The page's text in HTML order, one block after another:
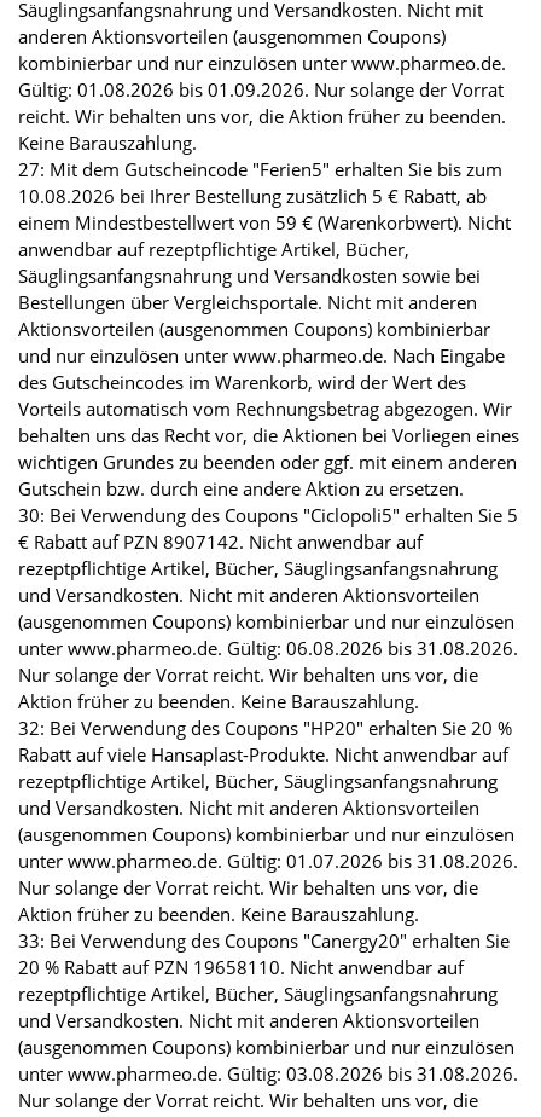
Säuglingsanfangsnahrung und Versandkosten. Nicht mit
anderen Aktionsvorteilen (ausgenommen Coupons)
kombinierbar und nur einzulösen unter www.pharmeo.de.
Gültig: 01.08.2026 bis 01.09.2026. Nur solange der Vorrat
reicht. Wir behalten uns vor, die Aktion früher zu beenden.
Keine Barauszahlung.
27: Mit dem Gutscheincode "Ferien5" erhalten Sie bis zum
10.08.2026 bei Ihrer Bestellung zusätzlich 5 € Rabatt, ab
einem Mindestbestellwert von 59 € (Warenkorbwert). Nicht
anwendbar auf rezeptpflichtige Artikel, Bücher,
Säuglingsanfangsnahrung und Versandkosten sowie bei
Bestellungen über Vergleichsportale. Nicht mit anderen
Aktionsvorteilen (ausgenommen Coupons) kombinierbar
und nur einzulösen unter www.pharmeo.de. Nach Eingabe
des Gutscheincodes im Warenkorb, wird der Wert des
Vorteils automatisch vom Rechnungsbetrag abgezogen. Wir
behalten uns das Recht vor, die Aktionen bei Vorliegen eines
wichtigen Grundes zu beenden oder ggf. mit einem anderen
Gutschein bzw. durch eine andere Aktion zu ersetzen.
30: Bei Verwendung des Coupons "Ciclopoli5" erhalten Sie 5
€ Rabatt auf PZN 8907142. Nicht anwendbar auf
rezeptpflichtige Artikel, Bücher, Säuglingsanfangsnahrung
und Versandkosten. Nicht mit anderen Aktionsvorteilen
(ausgenommen Coupons) kombinierbar und nur einzulösen
unter www.pharmeo.de. Gültig: 06.08.2026 bis 31.08.2026.
Nur solange der Vorrat reicht. Wir behalten uns vor, die
Aktion früher zu beenden. Keine Barauszahlung.
32: Bei Verwendung des Coupons "HP20" erhalten Sie 20 %
Rabatt auf viele Hansaplast-Produkte. Nicht anwendbar auf
rezeptpflichtige Artikel, Bücher, Säuglingsanfangsnahrung
und Versandkosten. Nicht mit anderen Aktionsvorteilen
(ausgenommen Coupons) kombinierbar und nur einzulösen
unter www.pharmeo.de. Gültig: 01.07.2026 bis 31.08.2026.
Nur solange der Vorrat reicht. Wir behalten uns vor, die
Aktion früher zu beenden. Keine Barauszahlung.
33: Bei Verwendung des Coupons "Canergy20" erhalten Sie
20 % Rabatt auf PZN 19658110. Nicht anwendbar auf
rezeptpflichtige Artikel, Bücher, Säuglingsanfangsnahrung
und Versandkosten. Nicht mit anderen Aktionsvorteilen
(ausgenommen Coupons) kombinierbar und nur einzulösen
unter www.pharmeo.de. Gültig: 03.08.2026 bis 31.08.2026.
Nur solange der Vorrat reicht. Wir behalten uns vor, die